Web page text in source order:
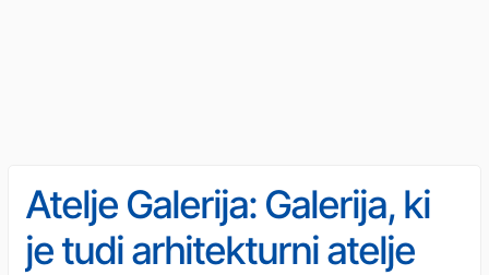
Atelje Galerija: Galerija, ki
je tudi arhitekturni atelje